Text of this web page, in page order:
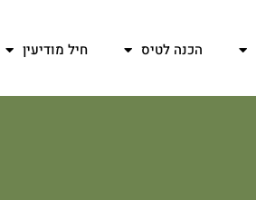
הכנה לטיס חיל מודיעין